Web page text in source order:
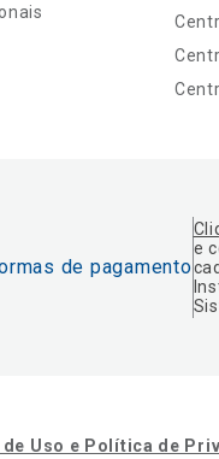
de pagamento
e
Uso e Política de